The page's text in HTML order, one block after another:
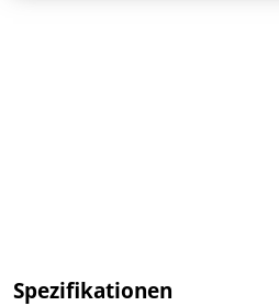
Spezifikationen